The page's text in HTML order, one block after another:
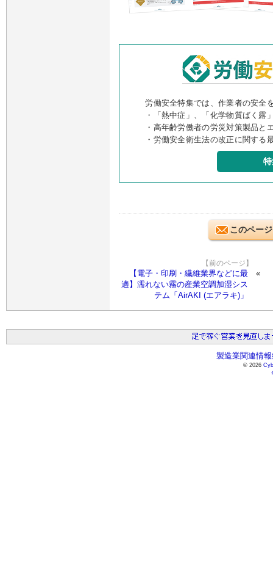
労働安全特集では、作業者の安全
・「熱中症」、「化学物質ばく露
・高年齢労働者の労災対策製品と
・労働安全衛生法の改正に関す
このペー
【前のページ】
【電子・印刷・繊維業界などに最
適】濡れない霧の産業空調加湿シス
テム「AirAKI (エアラキ)」
製造業関連情
© 2026